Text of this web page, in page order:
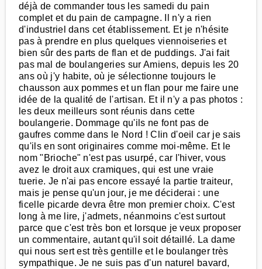
déjà de commander tous les samedi du pain
complet et du pain de campagne. Il n'y a rien
d'industriel dans cet établissement. Et je n'hésite
pas à prendre en plus quelques viennoiseries et
bien sûr des parts de flan et de puddings. J'ai fait
pas mal de boulangeries sur Amiens, depuis les 20
ans où j'y habite, où je sélectionne toujours le
chausson aux pommes et un flan pour me faire une
idée de la qualité de l'artisan. Et il n'y a pas photos :
les deux meilleurs sont réunis dans cette
boulangerie. Dommage qu'ils ne font pas de
gaufres comme dans le Nord ! Clin d'oeil car je sais
qu'ils en sont originaires comme moi-même. Et le
nom "Brioche" n'est pas usurpé, car l'hiver, vous
avez le droit aux cramiques, qui est une vraie
tuerie. Je n'ai pas encore essayé la partie traiteur,
mais je pense qu'un jour, je me déciderai : une
ficelle picarde devra être mon premier choix. C'est
long à me lire, j'admets, néanmoins c'est surtout
parce que c'est très bon et lorsque je veux proposer
un commentaire, autant qu'il soit détaillé. La dame
qui nous sert est très gentille et le boulanger très
sympathique. Je ne suis pas d'un naturel bavard,